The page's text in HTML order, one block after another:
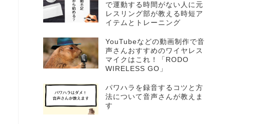
で運動する時間がない人に元
レスリング部が教える時短ア
イテムとトレーニング
YouTubeなどの動画制作で音
声さんおすすめのワイヤレス
マイクはこれ！「RODO
WIRELESS GO」
パワハラを録音するコツと方
法について音声さんが教えま
す